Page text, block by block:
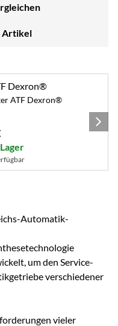
Artikel
ATF Dexron®
Automatik-
um den Service-
verschiedener
vieler